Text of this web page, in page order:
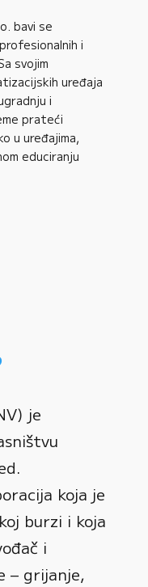
bavi se
i
svojim
uređaja
i
prateći
u uređajima,
educiranju
je
koja je
burzi i koja
i
– grijanje,